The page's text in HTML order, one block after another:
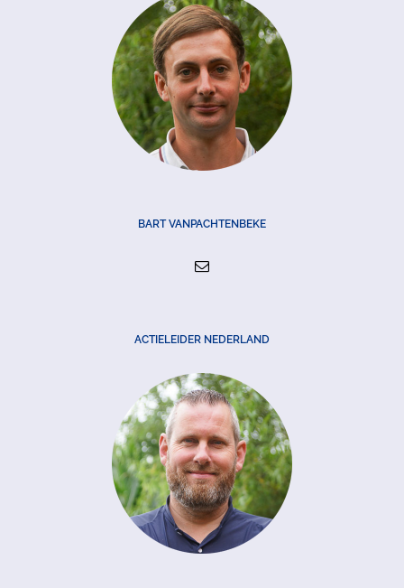
BART VANPACHTENBEKE
ACTIELEIDER NEDERLAND